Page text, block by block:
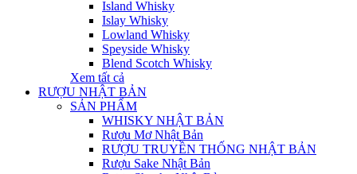
Island Whisky
Islay Whisky
Lowland Whisky
Speyside Whisky
Blend Scotch Whisky
Xem tất cả
RƯỢU NHẬT BẢN
SẢN PHẨM
WHISKY NHẬT BẢN
Rượu Mơ Nhật Bản
RƯỢU TRUYỀN THỐNG NHẬT BẢN
Rượu Sake Nhật Bản